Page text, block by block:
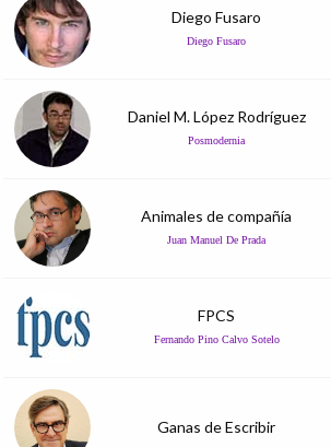
Diego Fusaro
Diego Fusaro
Daniel M. López Rodríguez
Posmodernia
Animales de compañía
Juan Manuel De Prada
FPCS
Fernando Pino Calvo Sotelo
Ganas de Escribir